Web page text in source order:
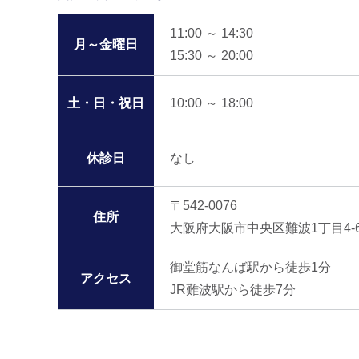
月～金曜日
11:00 ～ 14:30
15:30 ～ 20:00
土・日・祝日 10:00 ～ 18:00
休診日 なし
住所
〒542-0076
大阪府大阪市中央区難波1丁目
アクセス
御堂筋なんば駅から徒歩1分
JR難波駅から徒歩7分